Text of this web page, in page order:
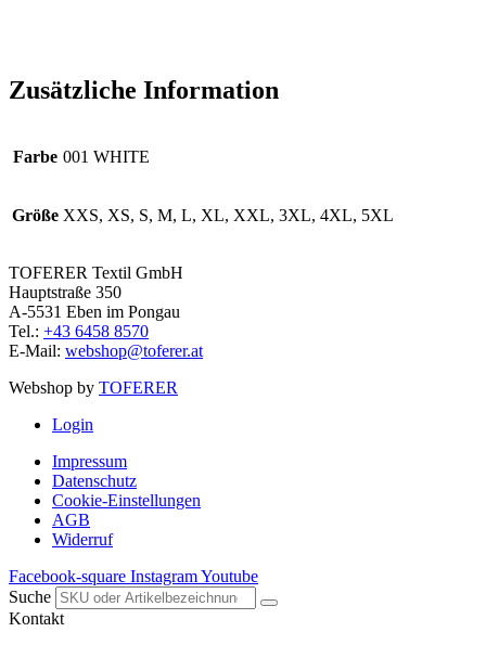
Zusätzliche Information
Farbe 001 WHITE
Größe XXS, XS, S, M, L, XL, XXL, 3XL, 4XL, 5XL
TOFERER Textil GmbH
Hauptstraße 350
A-5531 Eben im Pongau
Tel.: +43 6458 8570
E-Mail: webshop@toferer.at
Webshop by TOFERER
Login
Impressum
Datenschutz
Cookie-Einstellungen
AGB
Widerruf
Facebook-square InstagramYoutube
Suche
Kontakt